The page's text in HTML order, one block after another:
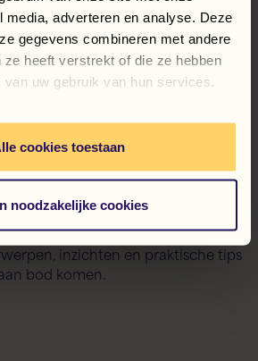
media, adverteren en analyse. Deze
gegevens combineren met andere
ze heeft verstrekt of die ze hebben
uw gebruik van hun services.
cookies toestaan
noodzakelijke cookies
die direct
indruk van de
van pagina’s en krijg alvast een
inzichten en praktische tips
bod komen.